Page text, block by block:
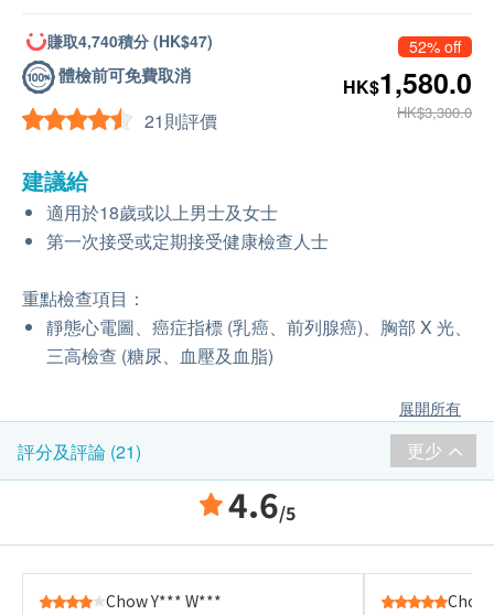
賺取4,740積分 (HK$47)
體檢前可免費取消
21則評價
52% off
HK$1,580.0
HK$3,300.0
建議給
適用於18歲或以上男士及女士
第一次接受或定期接受健康檢查人士
重點檢查項目：
靜態心電圖、癌症指標 (乳癌、前列腺癌)、胸部 X 光、
三高檢查 (糖尿、血壓及血脂)
展開所有
評分及評論 (21) 更少
4.6/5
Chow Y*** W*** Chow